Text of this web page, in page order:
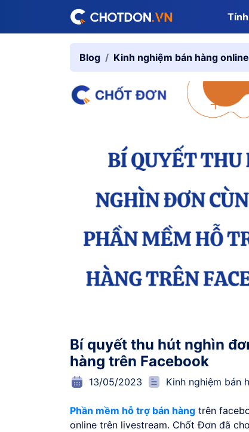
Blog Kinh nghiệm bán hàng online
Bí quyết thu hút nghìn
hàng trên Facebook
13/05/2023 Kinh nghiệm bán
Phần mềm hỗ trợ bán hàng trên
online trên livestream. Chốt Đơn đã